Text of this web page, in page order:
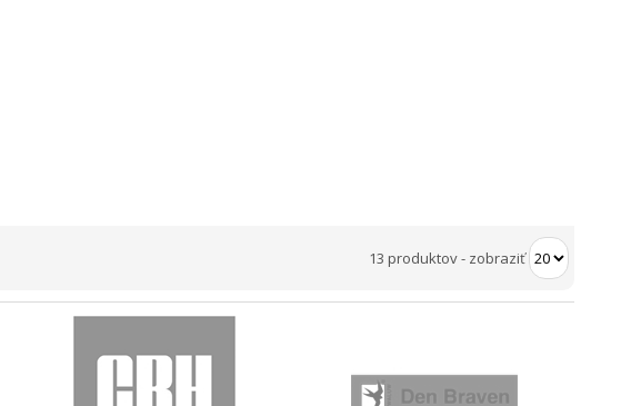
13 produktov- zobraziť